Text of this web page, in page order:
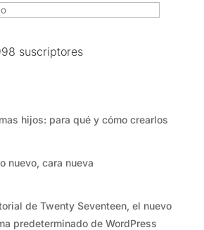
suscriptores
hijos: para qué y cómo crearlos
nuevo, cara nueva
de Twenty Seventeen, el nuevo
predeterminado de WordPress